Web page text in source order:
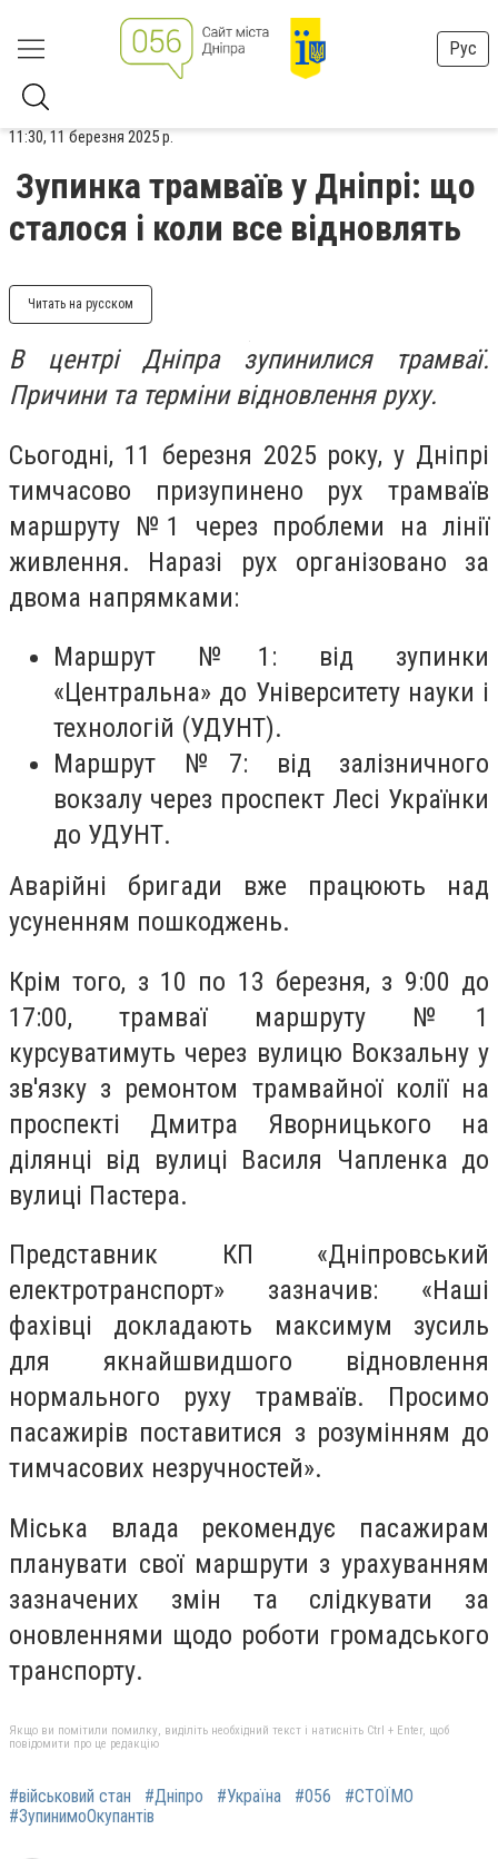
Рус
11:30, 11 березня 2025 р.
Зупинка трамваїв у Дніпрі: що
сталося і коли все відновлять
Читать на русском
В центрі Дніпра зупинилися трамваї.
Причини та терміни відновлення руху.
Сьогодні, 11 березня 2025 року, у Дніпрі
тимчасово призупинено рух трамваїв
маршруту №1 через проблеми на лінії
живлення. Наразі рух організовано за
двома напрямками:
Маршрут №1: від зупинки
«Центральна» до Університету науки і
технологій (УДУНТ).
Маршрут №7: від залізничного
вокзалу через проспект Лесі Українки
до УДУНТ.
Аварійні бригади вже працюють над
усуненням пошкоджень.
Крім того, з 10 по 13 березня, з 9:00 до
17:00, трамваї маршруту №1
курсуватимуть через вулицю Вокзальну у
зв'язку з ремонтом трамвайної колії на
проспекті Дмитра Яворницького на
ділянці від вулиці Василя Чапленка до
вулиці Пастера.
Представник КП «Дніпровський
електротранспорт» зазначив: «Наші
фахівці докладають максимум зусиль
для якнайшвидшого відновлення
нормального руху трамваїв. Просимо
пасажирів поставитися з розумінням до
тимчасових незручностей».
Міська влада рекомендує пасажирам
планувати свої маршрути з урахуванням
зазначених змін та слідкувати за
оновленнями щодо роботи громадського
транспорту.
Якщо ви помітили помилку, виділіть необхідний текст і натисніть Ctrl + Enter, щоб
повідомити про це редакцію
#військовий стан #Дніпро #Україна #056
#СТОЇМО
#ЗупинимоОкупантів